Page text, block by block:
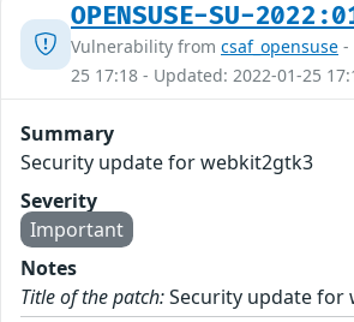
OPENSUSE-SU-
Vulnerability from csaf_opensuse -
25 17:18 - Updated: 2022-01-25
Summary
Security update for webkit2gtk3
Severity
Important
Notes
Title of the patch:Security update for